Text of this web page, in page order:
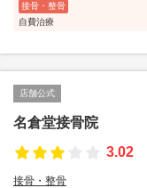
接骨・整骨
自費治療
店舗公式
名倉堂接骨院
3.02
接骨・整骨